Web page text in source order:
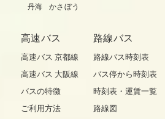
丹海 かさぼう
高速バス
高速バス 京都線
高速バス 大阪線
バスの特徴
ご利用方法
路線バス
路線バス時刻表
バス停から時刻表
時刻表・運賃一覧
路線図